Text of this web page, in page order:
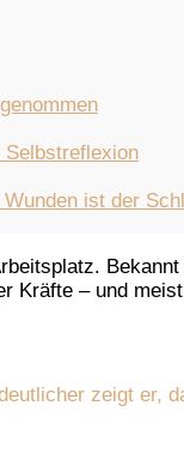
ist der
Kräfte – und
zeigt er,